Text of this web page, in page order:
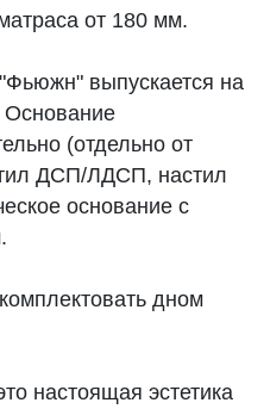
от 180 мм.
выпускается на
Основание
(отдельно от
ДСП/ЛДСП, настил
основание с
дном
настоящая эстетика